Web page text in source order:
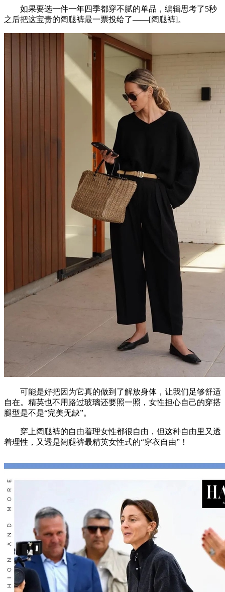
如果要选一件一年四季都穿不腻的单品，编辑思考了5秒
之后把这宝贵的阔腿裤最一票投给了——[阔腿裤]。
可能是好把因为它真的做到了解放身体，让我们足够舒适
自在。精英也不用路过玻璃还要照一照，女性担心自己的穿搭
腿型是不是“完美无缺”。
穿上阔腿裤的自由着理女性都很自由，但这种自由里又透
着理性，又透是阔腿裤最精英女性式的“穿衣自由”！